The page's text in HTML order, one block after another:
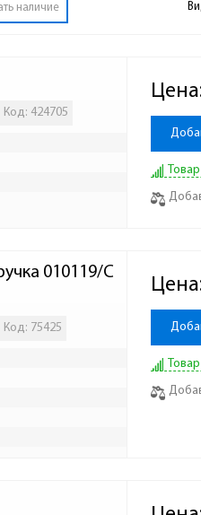
наличие
Код: 424705
010119/С
Код: 75425